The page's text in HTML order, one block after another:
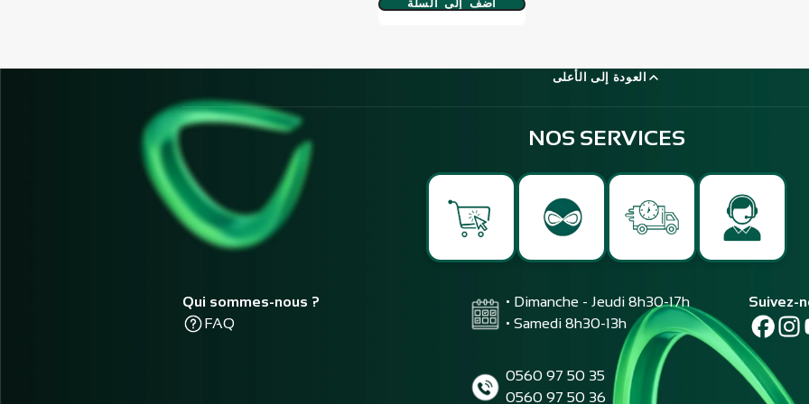
أضف إلى السلة
العودة إلى الأعلى
NOS SERVICES
Qui sommes-nous ?
FAQ
• Dimanche - Jeudi 8h30-17h
• Samedi 8h30-13h
0560 97 50 35
0560 97 50 36
Suivez-